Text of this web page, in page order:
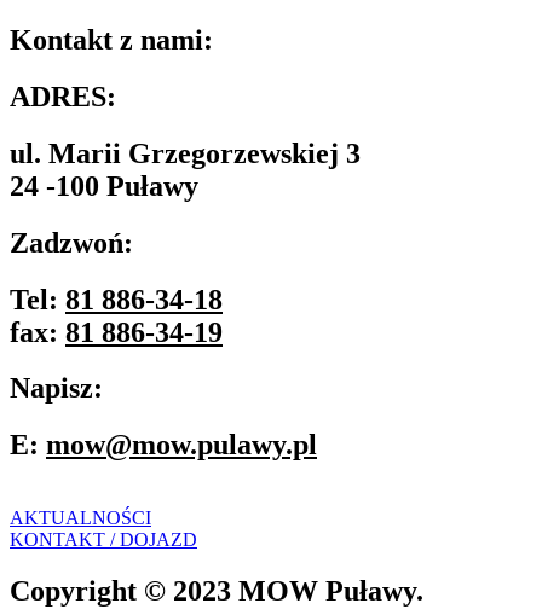
Kontakt z nami:
ADRES:
ul. Marii Grzegorzewskiej 3
24 -100 Puławy
Zadzwoń:
Tel: 81 886-34-18
fax: 81 886-34-19
Napisz:
E: mow@mow.pulawy.pl
AKTUALNOŚCI
KONTAKT / DOJAZD
Copyright © 2023 MOW Puławy.